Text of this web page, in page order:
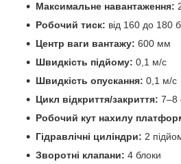
Максимальне навантаження:
Робочий тиск: від 160 до 180
Центр ваги вантажу: 600 мм
Швидкість підйому: 0,1 м/с
Швидкість опускання: 0,1 м/с
Цикл відкриття/закриття: 7–8
Робочий кут нахилу
Гідравлічні циліндри: 2
Зворотні клапани: 4 блоки